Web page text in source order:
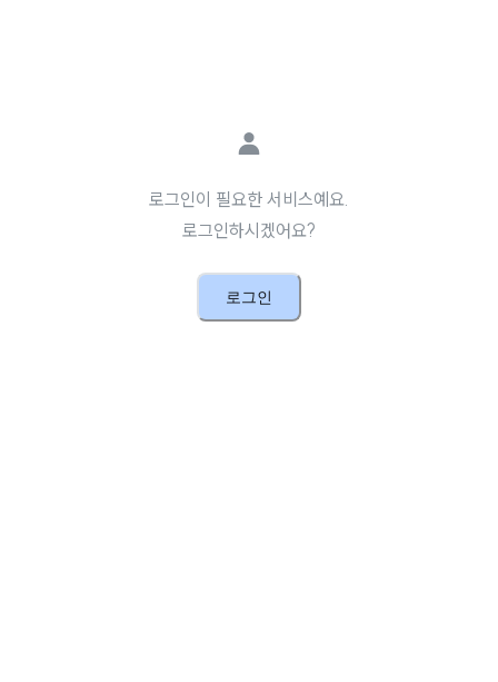
로그인이 필요한 서비스예요.
로그인하시겠어요?
로그인